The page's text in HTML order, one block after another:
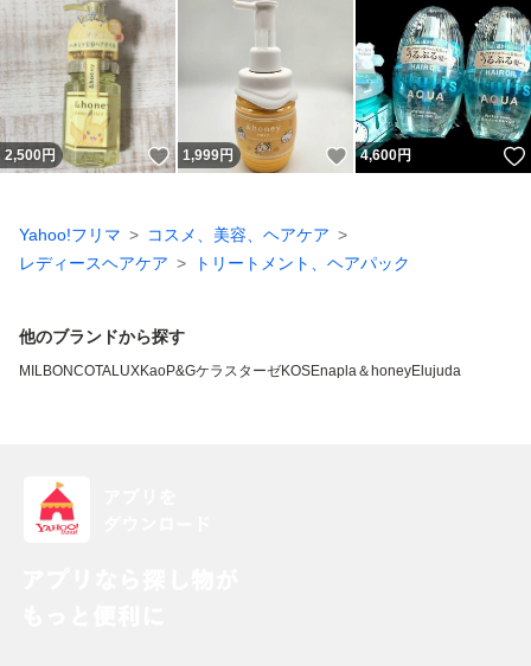
2,500円 いいね！
1,999円 いいね！
4,600円
Yahoo!フリマ
コスメ、美容、ヘアケア
レディースヘアケア
トリートメント、ヘアパック
他のブランドから探す
MILBONCOTALUXKaoP&GケラスターゼKOSEnapla＆honeyElujuda